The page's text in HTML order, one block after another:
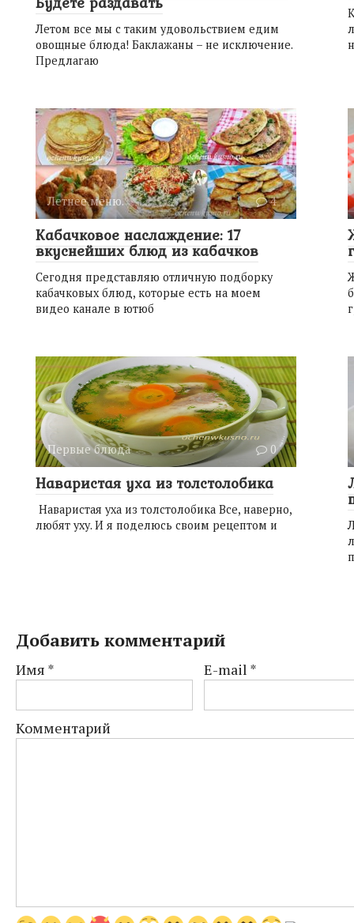
Летом все мы с таким удовольствием едим
овощные блюда! Баклажаны – не исключение.
Предлагаю
Летнее меню. 4
Кабачковое наслаждение: 17
вкуснейших блюд из кабачков
Сегодня представляю отличную подборку
кабачковых блюд, которые есть на моем
видео канале в ютюб
Первые блюда 0
Наваристая уха из толстолобика
Наваристая уха из толстолобика Все, наверно,
любят уху. И я поделюсь своим рецептом и
Добавить комментарий
Имя * E-mail *
Комментарий